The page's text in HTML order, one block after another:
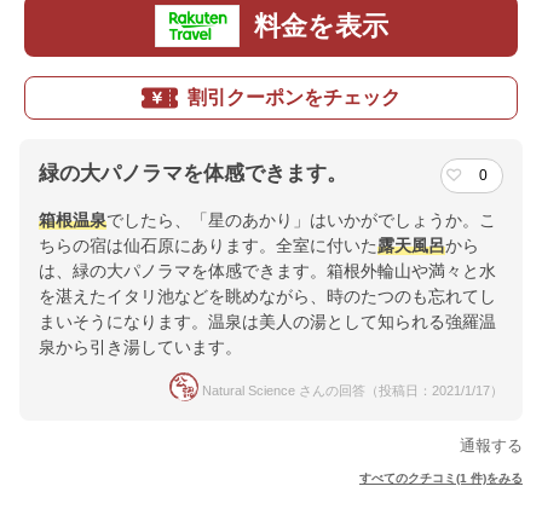
料金を表示
割引クーポンをチェック
緑の大パノラマを体感できます。 0
箱根温泉でしたら、「星のあかり」はいかがでしょうか。こ
ちらの宿は仙石原にあります。全室に付いた露天風呂から
は、緑の大パノラマを体感できます。箱根外輪山や満々と水
を湛えたイタリ池などを眺めながら、時のたつのも忘れてし
まいそうになります。温泉は美人の湯として知られる強羅温
泉から引き湯しています。
Natural Science さんの回答（投稿日：2021/1/17）
通報する
すべてのクチコミ(1 件)をみる